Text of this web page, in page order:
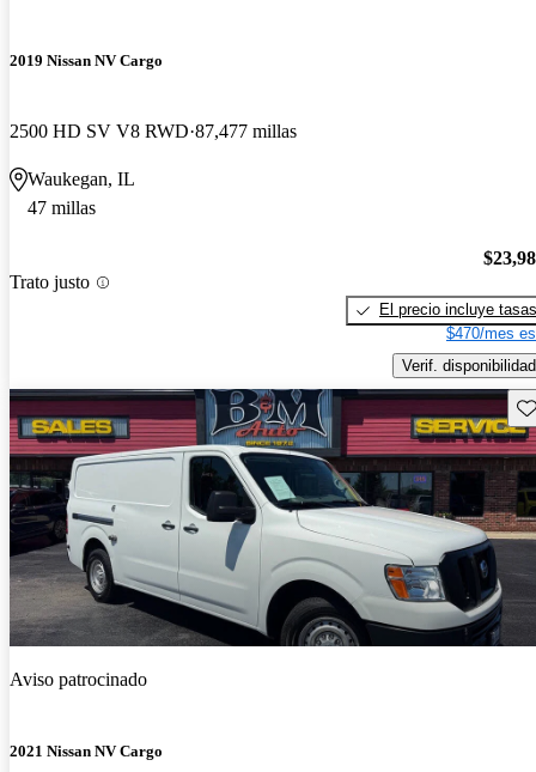
2019 Nissan NV Cargo
2500 HD SV V8 RWD 87,477 millas
Waukegan, IL
47 millas
Trato justo
El precio incluye tasas
$470/mes
Verif. disponibilidad
Aviso patrocinado
2021 Nissan NV Cargo